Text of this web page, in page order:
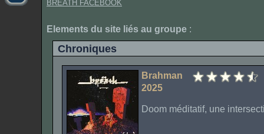
BREATH FACEBOOK
Elements du site liés au groupe :
Chroniques
Brahman
2025
Doom méditatif, une